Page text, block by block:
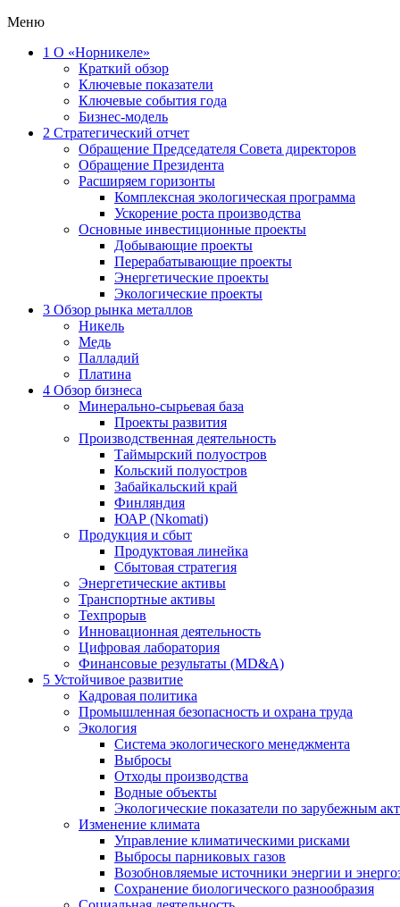
Меню
1 О «Норникеле»
Краткий обзор
Ключевые показатели
Ключевые события года
Бизнес-модель
2 Стратегический отчет
Обращение Председателя Совета директоров
Обращение Президента
Расширяем горизонты
Комплексная экологическая программа
Ускорение роста производства
Основные инвестиционные проекты
Добывающие проекты
Перерабатывающие проекты
Энергетические проекты
Экологические проекты
3 Обзор рынка металлов
Никель
Медь
Палладий
Платина
4 Обзор бизнеса
Минерально-сырьевая база
Проекты развития
Производственная деятельность
Таймырский полуостров
Кольский полуостров
Забайкальский край
Финляндия
ЮАР (Nkomati)
Продукция и сбыт
Продуктовая линейка
Сбытовая стратегия
Энергетические активы
Транспортные активы
Техпрорыв
Инновационная деятельность
Цифровая лаборатория
Финансовые результаты (MD&A)
5 Устойчивое развитие
Кадровая политика
Промышленная безопасность и охрана труда
Экология
Система экологического менеджмента
Выбросы
Отходы производства
Водные объекты
Экологические показатели по зарубежным
Изменение климата
Управление климатическими рисками
Выбросы парниковых газов
Возобновляемые источники энергии и
Сохранение биологического разнообразия